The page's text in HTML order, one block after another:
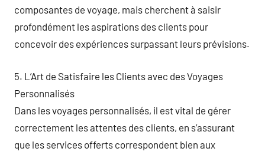
composantes de voyage, mais cherchent à saisir
profondément les aspirations des clients pour
concevoir des expériences surpassant leurs prévisions.
5. L’Art de Satisfaire les Clients avec des Voyages
Personnalisés
Dans les voyages personnalisés, il est vital de gérer
correctement les attentes des clients, en s’assurant
que les services offerts correspondent bien aux